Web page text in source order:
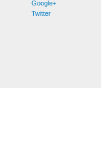
Google+
Twitter